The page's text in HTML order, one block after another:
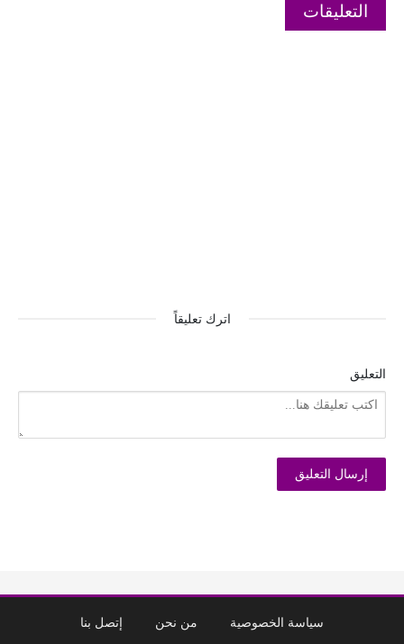
التعليقات
اترك تعليقاً
التعليق
سياسة الخصوصية من نحن إتصل بنا